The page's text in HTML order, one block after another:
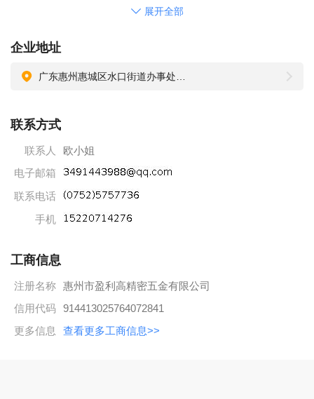
穿戴项目，主要为：研发技术团队人才引进、自动化设备购置
置及对工装夹具标准化，通过公司的投入及团队的努力已导入
智能穿戴类客户华为、歌尔、华勤、小米，公司通过资金持续
公司十分重视标准化管理平台建设和社会责任的承担，依照
ISO9001:2015、ISO14001：2015、ISO45001、TS16949管理
体系标准建立质量、环境保障体系。全面树立“成为业界范围内
最受尊敬和信赖的行业专家”的企业愿景；建立并持续完善绿色
产品供应链管控，确保适应人类环境的可持续发展战略。公司
提供及时、便捷的优质服务。
薪资福利：
1.享有国家法定节假日，按照国家规定缴纳社会保险；
展开全部
企业地址
联系方式
联系人
欧小姐
电子邮箱
联系电话
手机
工商信息
注册名称 惠州市盈利高精密五金有限公司
信用代码 914413025764072841
更多信息
查看更多工商信息>>